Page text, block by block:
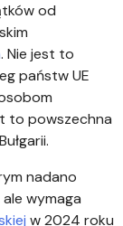
od
. Nie jest to
państw UE
to powszechna
nadano
wymaga
w 2024 roku